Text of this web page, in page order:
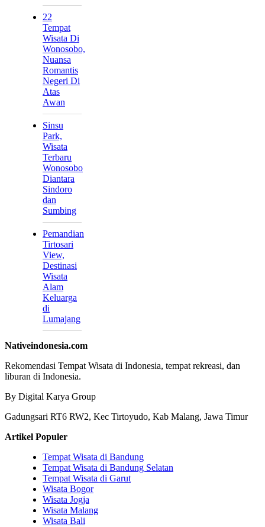
22
Tempat
Wisata Di
Wonosobo,
Nuansa
Romantis
Negeri Di
Atas
Awan
Sinsu
Park,
Wisata
Terbaru
Wonosobo
Diantara
Sindoro
dan
Sumbing
Pemandian
Tirtosari
View,
Destinasi
Wisata
Alam
Keluarga
di
Lumajang
Nativeindonesia.com
Rekomendasi Tempat Wisata di Indonesia, tempat rekreasi, dan
liburan di Indonesia.
By Digital Karya Group
Gadungsari RT6 RW2, Kec Tirtoyudo, Kab Malang, Jawa Timur
Artikel Populer
Tempat Wisata di Bandung
Tempat Wisata di Bandung Selatan
Tempat Wisata di Garut
Wisata Bogor
Wisata Jogja
Wisata Malang
Wisata Bali